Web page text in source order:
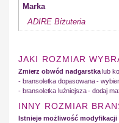
Marka
ADIRE Biżuteria
JAKI ROZMIAR
Zmierz obwód nadgarstkalub
- bransoletka dopasowana -
- bransoletka luźniejsza - dodaj
INNY ROZMIAR
Istnieje możliwość